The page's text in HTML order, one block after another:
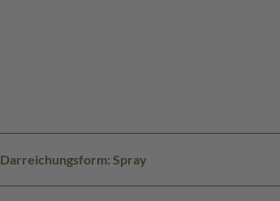
Darreichungsform: Spray